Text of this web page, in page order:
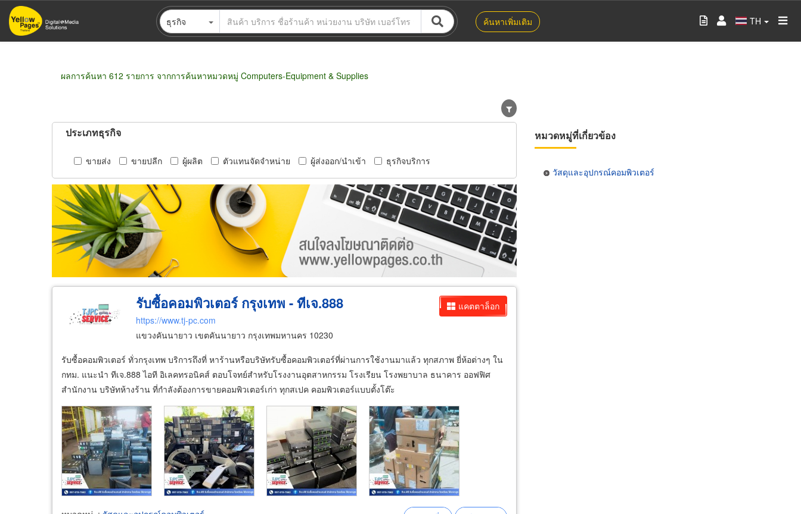
ข้าม
ไป
ธุรกิจ ค้นหาเพิ่มเติม TH
ผลการค้นหา 612 รายการ จากการค้นหาหมวดหมู่ Computers-Equipment & Supplies
ประเภทธุรกิจ
ขายส่ง ขายปลีก ผู้ผลิต ตัวแทนจัดจำหน่าย ผู้ส่งออก/นำเข้า ธุรกิจบริการ
แคตตาล็อก
รับซื้อคอมพิวเตอร์ กรุงเทพ - ทีเจ.888
https://www.tj-pc.com
แขวงคันนายาว เขตคันนายาว กรุงเทพมหานคร 10230
รับซื้อคอมพิวเตอร์ ทั่วกรุงเทพ บริการถึงที่ หาร้านหรือบริษัทรับซื้อคอมพิวเตอร์ที่ผ่านการใช้งานมาแล้ว ทุกสภาพ ยี่ห้อต่างๆ ใน
กทม. แนะนำ ทีเจ.888 ไอที อิเลคทรอนิคส์ ตอบโจทย์สำหรับโรงงานอุตสาหกรรม โรงเรียน โรงพยาบาล ธนาคาร ออฟฟิศ
สำนักงาน บริษัทห้างร้าน ที่กำลังต้องการขายคอมพิวเตอร์เก่า ทุกสเปค คอมพิวเตอร์แบบตั้งโต๊ะ
หมวดหมู่ที่เกี่ยวข้อง
วัสดุและอุปกรณ์คอมพิวเตอร์